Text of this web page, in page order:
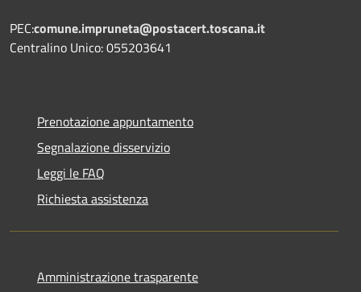
PEC:comune.impruneta@postacert.toscana.it
Centralino Unico: 055203641
Prenotazione appuntamento
Segnalazione disservizio
Leggi le FAQ
Richiesta assistenza
Amministrazione trasparente